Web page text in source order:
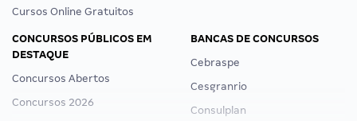
Cursos Online Gratuitos
CONCURSOS PÚBLICOS EM
DESTAQUE
Concursos Abertos
Concursos 2026
BANCAS DE CONCURSOS
Cebraspe
Cesgranrio
Consulplan